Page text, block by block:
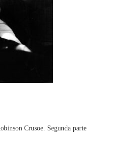
Crusoe. Segunda parte